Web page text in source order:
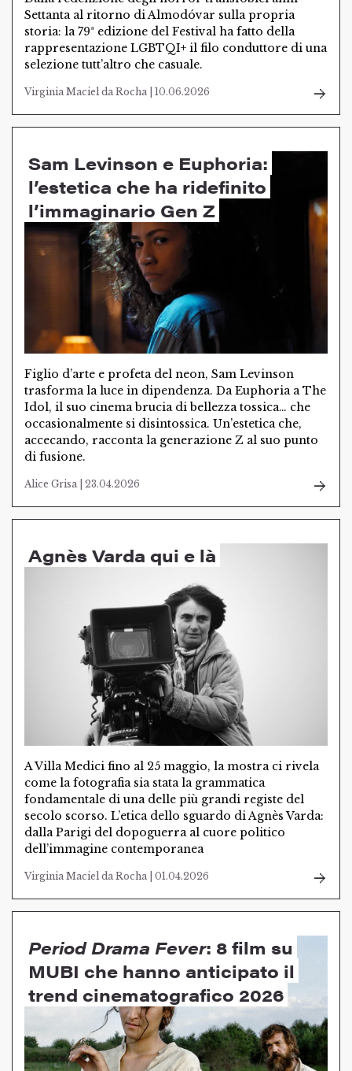
Settanta al ritorno di Almodóvar sulla propria
storia: la 79ª edizione del Festival ha fatto della
rappresentazione LGBTQI+ il filo conduttore di una
selezione tutt’altro che casuale.
Virginia Maciel da Rocha | 10.06.2026
Sam Levinson e Euphoria:
l’estetica che ha ridefinito
l’immaginario Gen Z
Figlio d’arte e profeta del neon, Sam Levinson
trasforma la luce in dipendenza. Da Euphoria a The
Idol, il suo cinema brucia di bellezza tossica… che
occasionalmente si disintossica. Un’estetica che,
accecando, racconta la generazione Z al suo punto
di fusione.
Alice Grisa | 23.04.2026
Agnès Varda qui e là
A Villa Medici fino al 25 maggio, la mostra ci rivela
come la fotografia sia stata la grammatica
fondamentale di una delle più grandi registe del
secolo scorso. L’etica dello sguardo di Agnès Varda:
dalla Parigi del dopoguerra al cuore politico
dell’immagine contemporanea
Virginia Maciel da Rocha | 01.04.2026
Period Drama Fever: 8 film su
MUBI che hanno anticipato il
trend cinematografico 2026